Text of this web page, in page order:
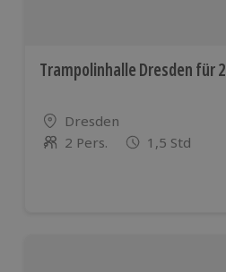
Trampolinhalle Dresden für 2
Standort
Dresden
Anzahl der Teilnehmer
2 Pers. 1,5 Std